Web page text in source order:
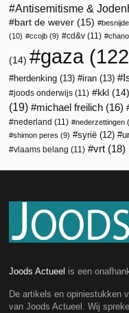
Antisemitisme &
bart de wever (15)
(10)
ccojb (9) cd&v (11)
(14) gaza
herdenking (13) iran (13)
joods onderwijs (11) kkl (14)
(19)
michael freilich (16)
nederland (11) nederzettingen
shimon peres (9) syrië (12)
vlaams belang (11) vrt (18)
Joods Actueel is een
De artikels en opiniestukken
van Joods Actueel. Wij